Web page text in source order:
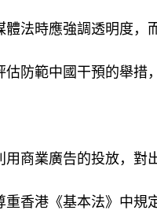
法時應強調透明度，
防範中國干預的舉措
用商業廣告的投放，對
香港《基本法》中規